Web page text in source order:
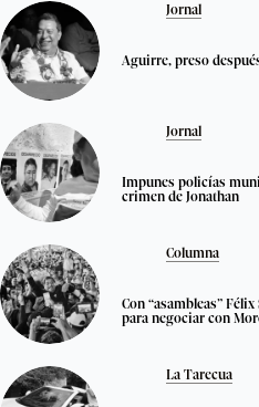
Jornal
Aguirre, preso
Jornal
Impunes policías
crimen de Jonathan
Columna
Con “asambleas”
para negociar con
La Tarecua